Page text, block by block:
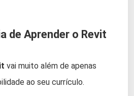
de Aprender o Revit
vai muito além de apenas
ao seu currículo.